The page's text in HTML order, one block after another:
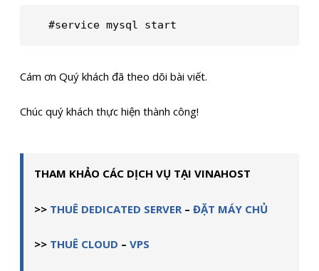
#service mysql start
Cám ơn Quý khách đã theo dõi bài viết.
Chúc quý khách thực hiện thành công!
THAM KHẢO CÁC DỊCH VỤ TẠI VINAHOST
>> THUÊ DEDICATED SERVER – ĐẶT MÁY CHỦ
>> THUÊ CLOUD – VPS